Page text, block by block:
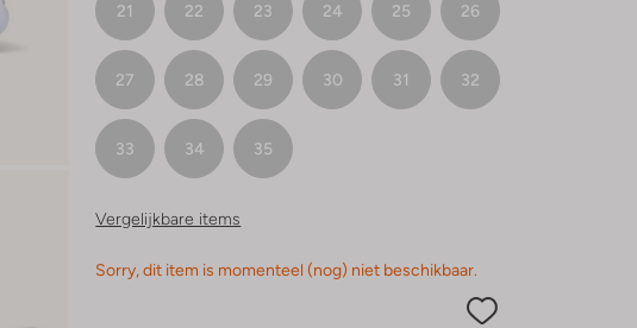
21 22 23 24 25 26
27 28 29 30 31 32
33 34 35
Vergelijkbare items
Sorry, dit item is momenteel (nog) niet beschikbaar.